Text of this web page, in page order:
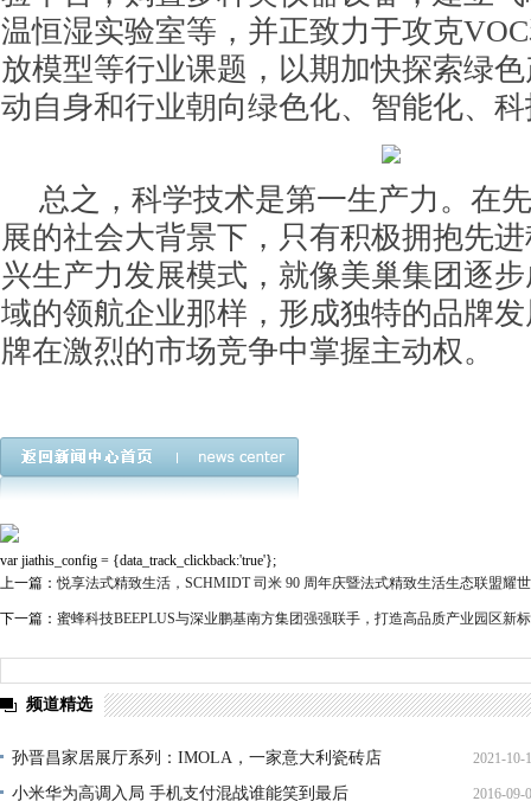
温恒湿实验室等，并正致力于攻克
放模型等行业课题，以期加快探索绿
动自身和行业朝向绿色化、智能化、
总之，科学技术是第一生产力。在
展的社会大背景下，只有积极拥抱先
兴生产力发展模式，就像美巢集团逐
域的领航企业那样，形成独特的品牌
牌在激烈的市场竞争中掌握主动权。
var jiathis_config = {data_track_clickback:'true'};
上一篇：悦享法式精致生活，SCHMIDT 司米 90 周年庆暨法式精致生活生态联盟耀
下一篇： 蜜蜂科技BEEPLUS与深业鹏基南方集团强强联手，打造高品质产业园区新
频道精选
孙晋昌家居展厅系列：IMOLA，一家意大利瓷砖店 2021-10-
小米华为高调入局 手机支付混战谁能笑到最后 2016-09-